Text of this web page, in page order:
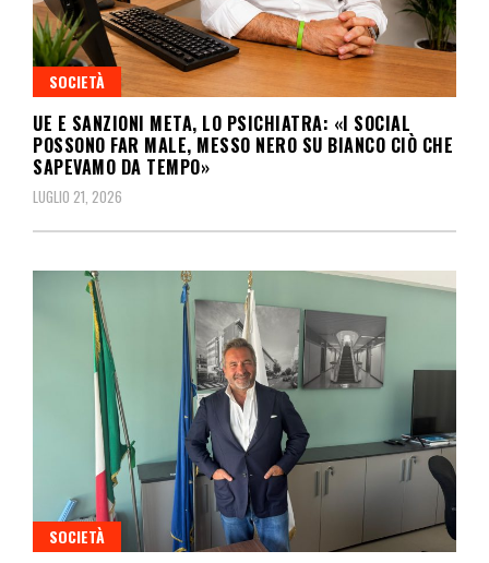
SOCIETÀ
UE E SANZIONI META, LO PSICHIATRA: «I SOCIAL
POSSONO FAR MALE, MESSO NERO SU BIANCO CIÒ CHE
SAPEVAMO DA TEMPO»
LUGLIO 21, 2026
SOCIETÀ